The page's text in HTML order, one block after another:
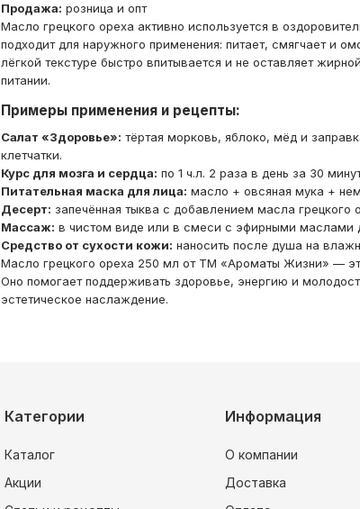
Продажа: розница и опт
Масло грецкого ореха активно используется в
подходит для наружного применения: питает, смягчает и
лёгкой текстуре быстро впитывается и не оставляет
питании.
Примеры применения и рецепты:
Салат «Здоровье»: тёртая морковь, яблоко, мёд и
клетчатки.
Курс для мозга и сердца: по 1 ч.л. 2 раза в день за 30
Питательная маска для лица: масло + овсяная мука +
Десерт: запечённая тыква с добавлением масла
Массаж: в чистом виде или в смеси с эфирными маслами
Средство от сухости кожи: наносить после душа на
Масло грецкого ореха 250 мл от ТМ «Ароматы Жизни» —
Оно помогает поддерживать здоровье, энергию и
эстетическое наслаждение.
Категории
Каталог
Акции
Информация
О компании
Доставка